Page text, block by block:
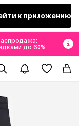
к приложению
до 60%